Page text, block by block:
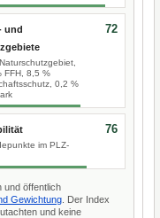
und
FFH, 8,5 %
0,2 %
72
im PLZ-
76
und öffentlich
Gewichtung . Der Index
und keine